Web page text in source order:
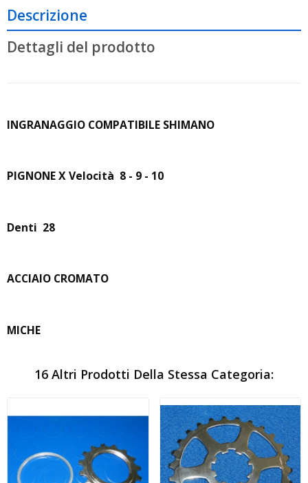
Descrizione
Dettagli del prodotto
INGRANAGGIO COMPATIBILE SHIMANO
PIGNONE X Velocità 8 - 9 - 10
Denti 28
ACCIAIO CROMATO
MICHE
16 Altri Prodotti Della Stessa Categoria: